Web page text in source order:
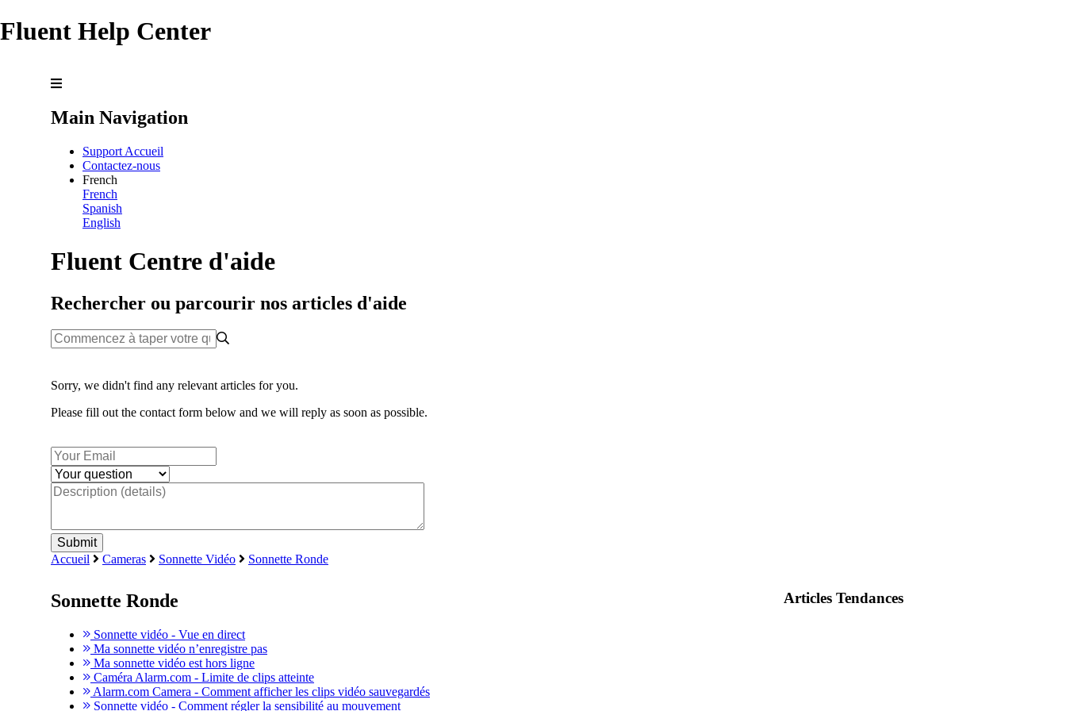
Fluent Help Center
Main Navigation
Support Accueil
Contactez-nous
French
French
Spanish
English
Fluent Centre d'aide
Rechercher ou parcourir nos articles d'aide
Sorry, we didn't find any relevant articles for you.
Please fill out the contact form below and we will reply as soon as possible.
Accueil Cameras Sonnette Vidéo Sonnette Ronde
Sonnette Ronde
Sonnette vidéo - Vue en direct
Ma sonnette vidéo n’enregistre pas
Ma sonnette vidéo est hors ligne
Caméra Alarm.com - Limite de clips atteinte
Alarm.com Camera - Comment afficher les clips vidéo sauvegardés
Sonnette vidéo - Comment régler la sensibilité au mouvement
Articles Tendances